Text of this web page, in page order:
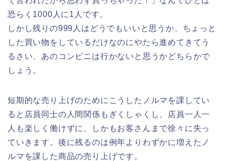
恐らく1000人に1人です。
しかし残りの999人はどうでもいいと思うか、ちょっと
した買い物をしているだけなのにやたら進めてきてう
るさい、あのコンビニは行かないと思うかどちらかで
しょう。
短期的な売り上げのためにこうしたノルマを課してい
ると店員同士の人間関係もぎくしゃくし、店員一人一
人も楽しく働けずに、しかもお客さんまで徐々に失っ
ていきます。後に残るのは例年よりわずかに増えたノ
ルマを課した商品の売り上げです。